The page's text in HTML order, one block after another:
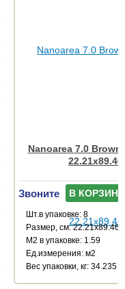
Nanoarea 7.0
22.21x89.46
Звоните В КОРЗИНУ
Шт.в упаковке: 8
Размер, см: 22.21x89.46
М2 в упаковке: 1.59
Ед.измерения: м2
Веc упаковки, кг: 34.235